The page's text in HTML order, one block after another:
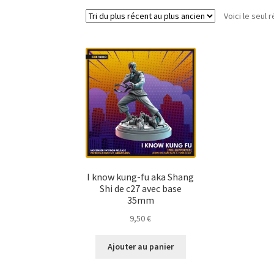
Voici le seul
I know kung-fu aka Shang
Shi de c27 avec base
35mm
9,50€
Ajouter au panier